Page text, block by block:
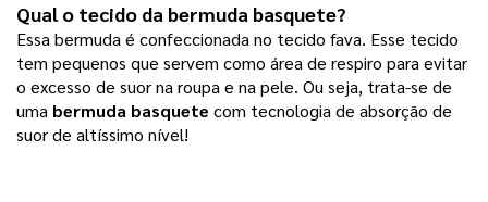
Qual o tecido da bermuda basquete?
Essa bermuda é confeccionada no tecido fava. Esse tecido
tem pequenos que servem como área de respiro para evitar
o excesso de suor na roupa e na pele. Ou seja, trata-se de
uma bermuda basquete com tecnologia de absorção de
suor de altíssimo nível!